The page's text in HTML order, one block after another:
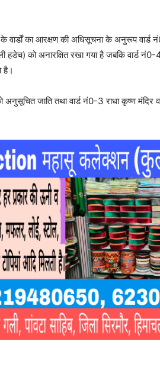
के वार्डों का आरक्षण की अधिसूचना के अनुरूप वार्ड
हडेच) को अनारक्षित रखा गया है जबकि वार्ड
है।
अनुसूचित जाति तथा वार्ड नं0-3 राधा कृष्ण मंदिर